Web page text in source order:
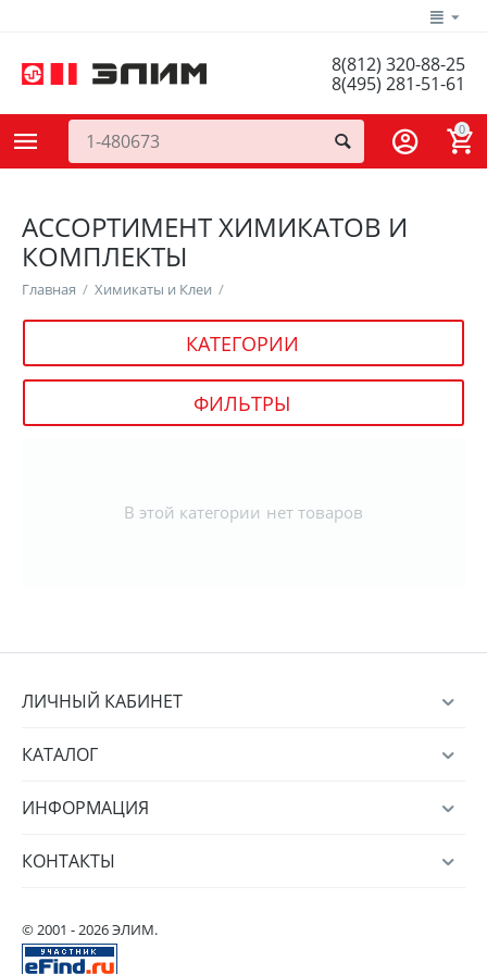
8(812) 320-88-25
8(495) 281-51-61
0
АССОРТИМЕНТ ХИМИКАТОВ И
КОМПЛЕКТЫ
Главная / Химикаты и Клеи /
КАТЕГОРИИ
ФИЛЬТРЫ
В этой категории нет товаров
ЛИЧНЫЙ КАБИНЕТ
КАТАЛОГ
ИНФОРМАЦИЯ
КОНТАКТЫ
© 2001 - 2026 ЭЛИМ.